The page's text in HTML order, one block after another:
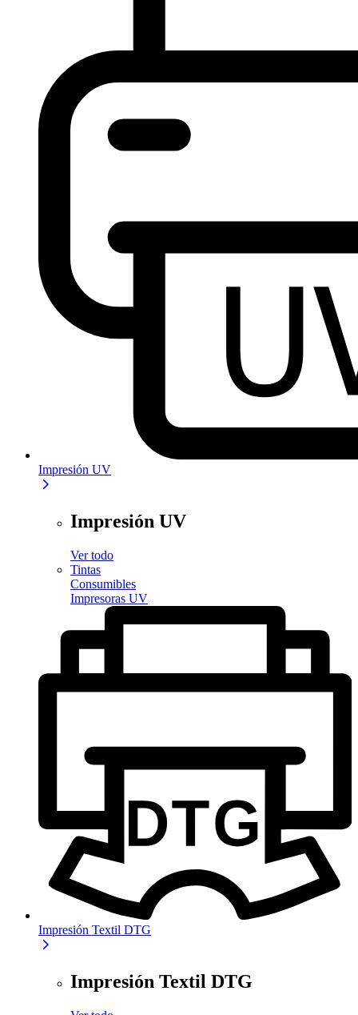
Impresión UV
Impresión UV
Ver todo
Tintas
Consumibles
Impresoras UV
Impresión Textil DTG
Impresión Textil DTG